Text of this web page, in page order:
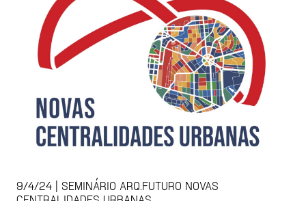
9/4/24 | SEMINÁRIO ARQ.FUTURO NOVAS